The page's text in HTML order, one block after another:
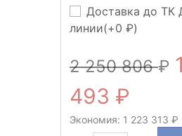
Доставка до ТК
линии(+0 )
2 250 806
493
Экономия: 1 223 313